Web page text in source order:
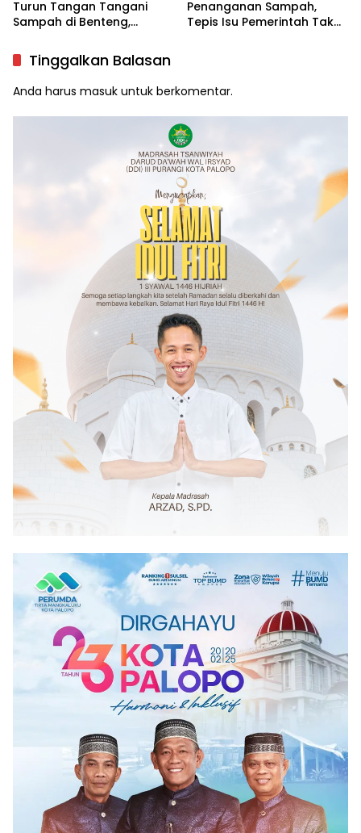
Turun Tangan Tangani
Sampah di Benteng,
Penanganan Sampah,
Tepis Isu Pemerintah Tak
Tinggalkan Balasan
Anda harus masuk untuk berkomentar.